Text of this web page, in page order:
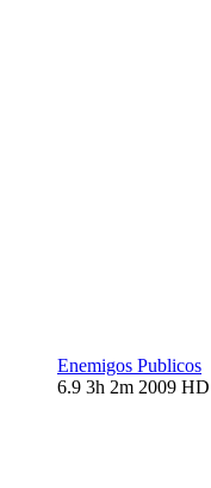
Enemigos Publicos
6.9 3h 2m 2009 HD